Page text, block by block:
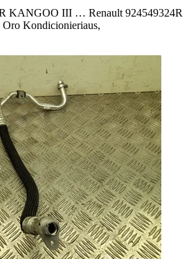
KANGOO III … Renault 924549324R
Kondicionieriaus,